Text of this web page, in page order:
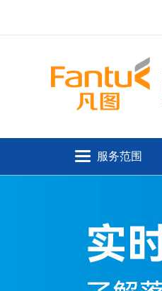
服务范围